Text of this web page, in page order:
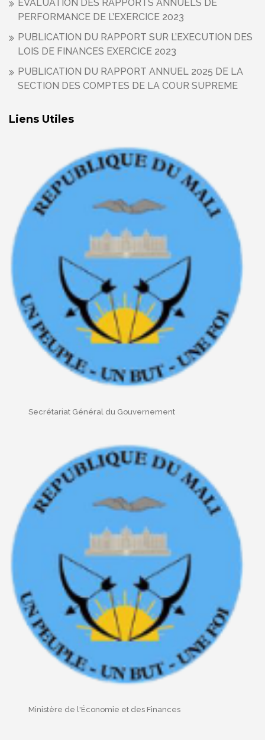
EVALUATION DES RAPPORTS ANNUELS DE
PERFORMANCE DE L’EXERCICE 2023
PUBLICATION DU RAPPORT SUR L’EXECUTION DES
LOIS DE FINANCES EXERCICE 2023
PUBLICATION DU RAPPORT ANNUEL 2025 DE LA
SECTION DES COMPTES DE LA COUR SUPREME
Liens Utiles
Secrétariat Général du Gouvernement
Ministère de l'Économie et des Finances